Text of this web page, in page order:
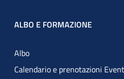
ALBO E FORMAZIONE
Albo
Calendario e prenotazioni